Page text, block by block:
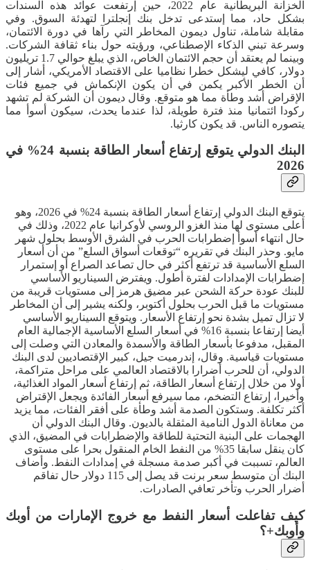
الخزانة البريطانية عام 2022، حين إرتفعت عوائد هذه السندات
بشكل حاد، مما إستدعى تدخل بنك إنجلترا لتهدئة السوق. وفي
مقابلة شاملة، تناول ديمون المخاطر التي رآها في دورة الائتمان،
وسرعة تبني الذكاء الإصطناعي، ورؤيته حول بناء ثقافة الشركات.
وبينما لم يعتقد أن حجم الائتمان الخاص، الذي يبلغ حوالي 1.7 تريليون
دولار، كافي ليشكل خطرا نظاميا على الاقتصاد الأمريكي، أشار إلى
أن الخطر الأكبر يكمن في أن يكون الإنكماش في جميع فئات
الإقراض أشد وطأة مما هو متوقع. وقال ديمون أن الشركة لم تشهد
ركودا ائتمانيا منذ فترة طويلة، لذا عندما يحدث، سيكون أسوأ مما
يتصوره الناس. قد يكون كارثيا.
البنك الدولي يتوقع إرتفاع أسعار الطاقة بنسبة 24% في
2026
يتوقع البنك الدولي إرتفاع أسعار الطاقة بنسبة 24% في 2026، وهو
أعلى مستوى لها منذ الغزو الروسي لأوكرانيا عام 2022، وذلك في
حال انتهاء أسوأ إضطرابات الحرب في الشرق الأوسط بحلول شهر
مايو. وحذر البنك في تقريره “توقعات أسواق السلع” من أن أسعار
السلع الأساسية قد ترتفع أكثر في حال تصاعد الصراع أو إستمرار
إضطرابات الإمدادات لفترة أطول. ويفترض السيناريو الأساسي
للبنك عودة حركة الشحن عبر مضيق هرمز إلى مستويات قريبة من
مستويات ما قبل الحرب بحلول أكتوبر، ولكنه يشير إلى أن المخاطر
لا تزال تميل بشدة نحو إرتفاع الأسعار. ويتوقع السيناريو الأساسي
أيضا إرتفاعا بنسبة 16% في أسعار السلع الأساسية الإجمالية العام
المقبل، مدفوعا بأسعار الطاقة والأسمدة والمعادن التي وصلت إلى
مستويات قياسية. وقال، إندرميت جيل، كبير الإقتصاديين لدى البنك
الدولي، أن للحرب أضرارا بالاقتصاد العالمي على مراحل متراكمة،
أولا من خلال إرتفاع أسعار الطاقة، ثم إرتفاع أسعار المواد الغذائية،
وأخيرا، إرتفاع التضخم، مما سيرفع أسعار الفائدة ويجعل الإقتراض
أكثر تكلفة. وستكون الصدمة أشد وطأة على أفقر الفئات، مما يزيد
من معاناة الدول النامية المثقلة بالديون. وقال البنك الدولي أن
الهجمات على البنية التحتية للطاقة والإضطرابات في المضيق، الذي
كان ينقل سابقا 35% من النفط الخام المنقول بحرا على مستوى
العالم، تسببت في أكبر صدمة مسجلة في إمدادات النفط. وأضاف
البنك أن متوسط ​​سعر برنت قد يصل إلى 115 دولار حال تفاقم
أضرار الحرب وتأخر تعافي الصادرات.
كيف تفاعلت أسعار النفط مع خروج الإمارات من أوبك
وأوبك+؟